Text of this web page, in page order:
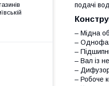
подачі
– Мідна
–
–
– Вал із
–
– Робоче